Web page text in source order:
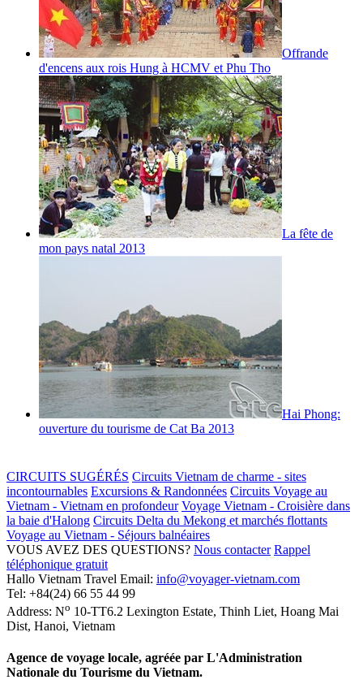
Offrande
d'encens aux rois Hung à HCMV et Phu Tho
La fête de
mon pays natal 2013
Hai Phong:
ouverture du tourisme de Cat Ba 2013
CIRCUITS SUGÉRÉS Circuits Vietnam de charme - sites
incontournables Excursions & Randonnées Circuits Voyage au
Vietnam - Vietnam en profondeur Voyage Vietnam - Croisière dans
la baie d'Halong Circuits Delta du Mekong et marchés flottants
Voyage au Vietnam - Séjours balnéaires
VOUS AVEZ DES QUESTIONS? Nous contacter Rappel
téléphonique gratuit
Hallo Vietnam Travel Email: info@voyager-vietnam.com
Tel: +84(24) 66 55 44 99
Address: No 10-TT6.2 Lexington Estate, Thinh Liet, Hoang Mai
Dist, Hanoi, Vietnam
Agence de voyage locale, agréée par L'Administration
Nationale du Tourisme du Vietnam.